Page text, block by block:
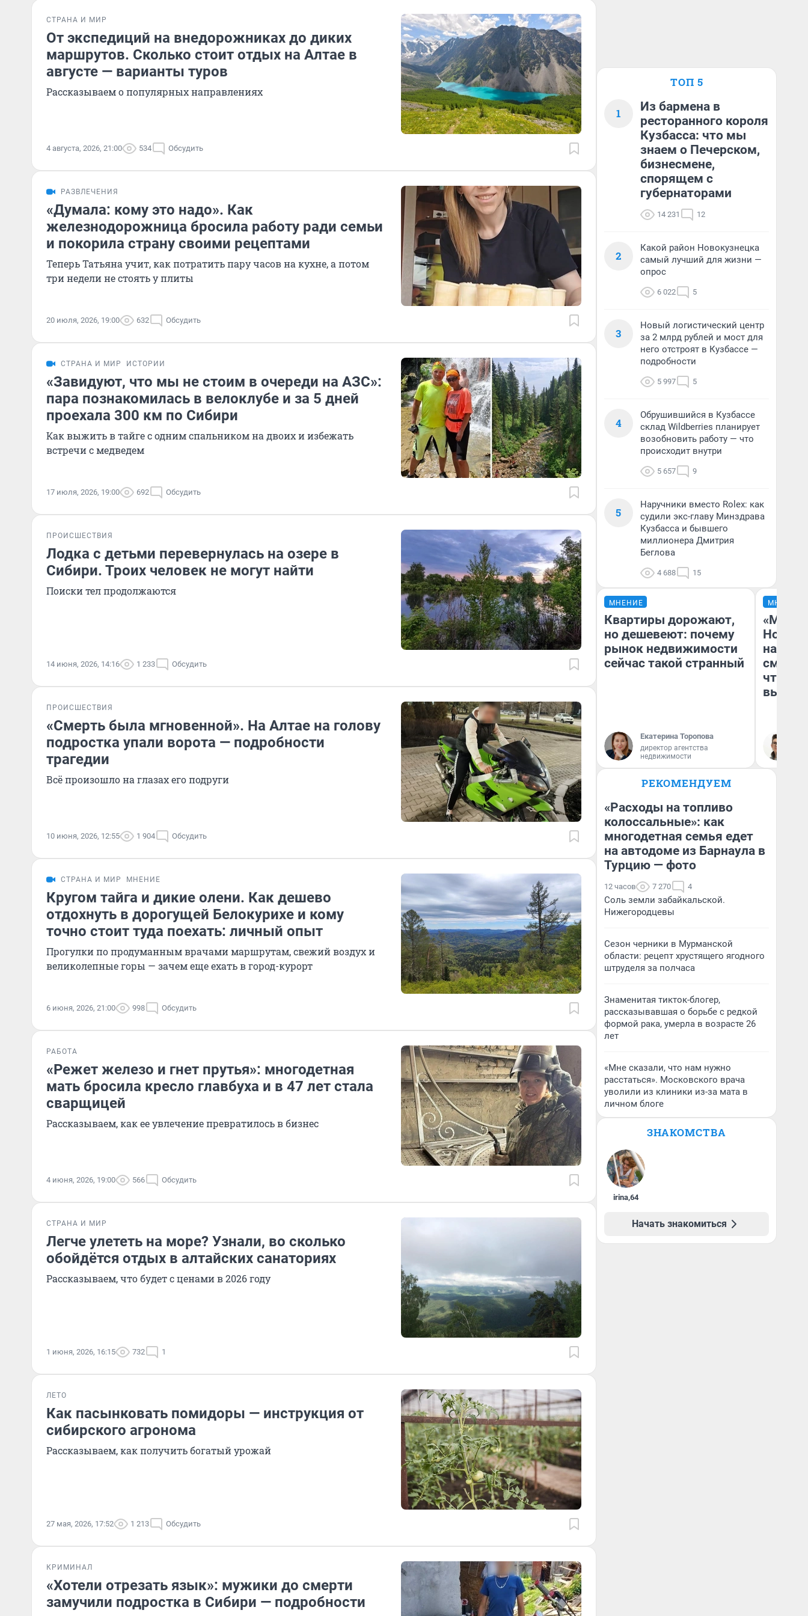
СТРАНА И МИР
От экспедиций на внедорожниках до диких
маршрутов. Сколько стоит отдых на Алтае в
августе — варианты туров
Рассказываем о популярных направлениях
4 августа, 2026, 21:00 534 Обсудить
РАЗВЛЕЧЕНИЯ
«Думала: кому это надо». Как
железнодорожница бросила работу ради семьи
и покорила страну своими рецептами
Теперь Татьяна учит, как потратить пару часов на кухне, а потом
три недели не стоять у плиты
20 июля, 2026, 19:00 632 Обсудить
СТРАНА И МИР ИСТОРИИ
«Завидуют, что мы не стоим в очереди на АЗС»:
пара познакомилась в велоклубе и за 5 дней
проехала 300 км по Сибири
Как выжить в тайге с одним спальником на двоих и избежать
встречи с медведем
17 июля, 2026, 19:00 692 Обсудить
ПРОИСШЕСТВИЯ
Лодка с детьми перевернулась на озере в
Сибири. Троих человек не могут найти
Поиски тел продолжаются
14 июня, 2026, 14:16 1 233 Обсудить
ПРОИСШЕСТВИЯ
«Смерть была мгновенной». На Алтае на голову
подростка упали ворота — подробности
трагедии
Всё произошло на глазах его подруги
10 июня, 2026, 12:55 1 904 Обсудить
СТРАНА И МИР МНЕНИЕ
Кругом тайга и дикие олени. Как дешево
отдохнуть в дорогущей Белокурихе и кому
точно стоит туда поехать: личный опыт
Прогулки по продуманным врачами маршрутам, свежий воздух и
великолепные горы — зачем еще ехать в город-курорт
6 июня, 2026, 21:00 998 Обсудить
РАБОТА
«Режет железо и гнет прутья»: многодетная
мать бросила кресло главбуха и в 47 лет стала
сварщицей
Рассказываем, как ее увлечение превратилось в бизнес
4 июня, 2026, 19:00 566 Обсудить
СТРАНА И МИР
Легче улететь на море? Узнали, во сколько
обойдётся отдых в алтайских санаториях
Рассказываем, что будет с ценами в 2026 году
1 июня, 2026, 16:15 732 1
ЛЕТО
Как пасынковать помидоры — инструкция от
сибирского агронома
Рассказываем, как получить богатый урожай
27 мая, 2026, 17:52 1 213 Обсудить
КРИМИНАЛ
«Хотели отрезать язык»: мужики до смерти
замучили подростка в Сибири — подробности
ТОП 5
1
Из бармена в
ресторанного короля
Кузбасса: что мы
знаем о Печерском,
бизнесмене,
спорящем с
губернаторами
14 231 12
2
Какой район Новокузнецка
самый лучший для жизни —
опрос
6 022 5
3
Новый логистический центр
за 2 млрд рублей и мост для
него отстроят в Кузбассе —
подробности
5 997 5
4
Обрушившийся в Кузбассе
склад Wildberries планирует
возобновить работу — что
происходит внутри
5 657 9
5
Наручники вместо Rolex: как
судили экс-главу Минздрава
Кузбасса и бывшего
миллионера Дмитрия
Беглова
4 688 15
МНЕНИЕ
Квартиры дорожают,
но дешевеют: почему
рынок недвижимости
сейчас такой странный
Екатерина Торопова
директор агентства
недвижимости
МНЕНИЕ
«Мы
чтобы
РЕКОМЕНДУЕМ
«Расходы на топливо
колоссальные»: как
многодетная семья едет
на автодоме из Барнаула в
Турцию — фото
12 часов 7 270 4
Соль земли забайкальской.
Нижегородцевы
Сезон черники в Мурманской
области: рецепт хрустящего ягодного
штруделя за полчаса
Знаменитая тикток-блогер,
рассказывавшая о борьбе с редкой
формой рака, умерла в возрасте 26
лет
«Мне сказали, что нам нужно
расстаться». Московского врача
уволили из клиники из-за мата в
личном блоге
ЗНАКОМСТВА
irina,64
Начать знакомиться